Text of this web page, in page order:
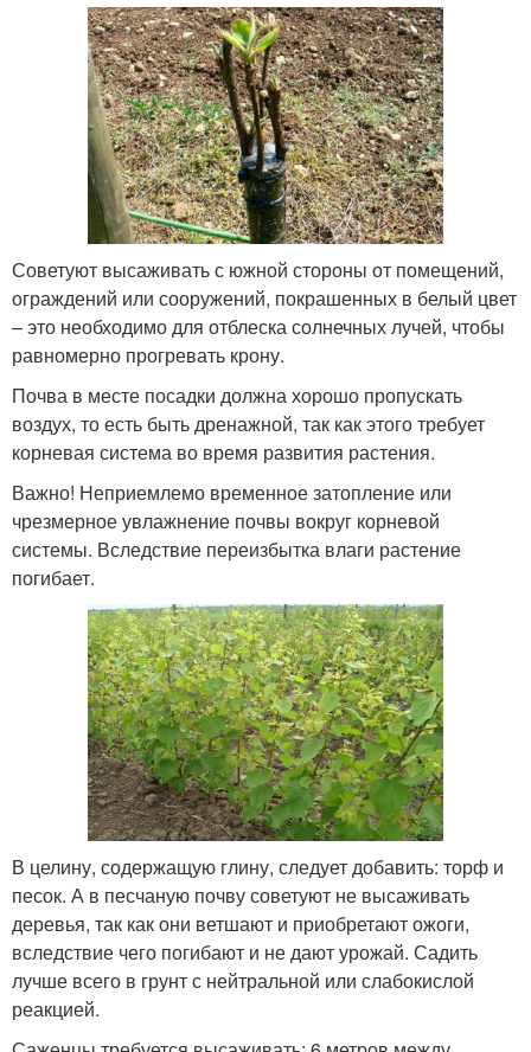
Советуют высаживать с южной стороны от помещений,
ограждений или сооружений, покрашенных в белый цвет
– это необходимо для отблеска солнечных лучей, чтобы
равномерно прогревать крону.
Почва в месте посадки должна хорошо пропускать
воздух, то есть быть дренажной, так как этого требует
корневая система во время развития растения.
Важно! Неприемлемо временное затопление или
чрезмерное увлажнение почвы вокруг корневой
системы. Вследствие переизбытка влаги растение
погибает.
В целину, содержащую глину, следует добавить: торф и
песок. А в песчаную почву советуют не высаживать
деревья, так как они ветшают и приобретают ожоги,
вследствие чего погибают и не дают урожай. Садить
лучше всего в грунт с нейтральной или слабокислой
реакцией.